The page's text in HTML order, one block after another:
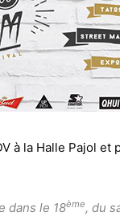
à la Halle Pajol
dans le 18ème, du